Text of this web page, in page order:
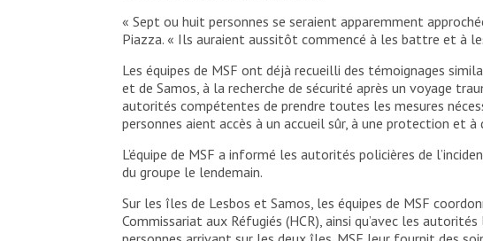
« Sept ou huit personnes se seraient apparemment
Piazza. « Ils auraient aussitôt commencé à les battre et à
Les équipes de MSF ont déjà recueilli des témoignages
et de Samos, à la recherche de sécurité après un voyage
autorités compétentes de prendre toutes les mesures
personnes aient accès à un accueil sûr, à une protection et à
L’équipe de MSF a informé les autorités policières de
du groupe le lendemain.
Sur les îles de Lesbos et Samos, les équipes de MSF
Commissariat aux Réfugiés (HCR), ainsi qu’avec les